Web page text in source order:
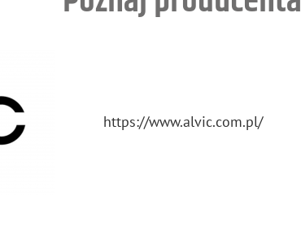
https://​www.​alvic.​com.​pl/